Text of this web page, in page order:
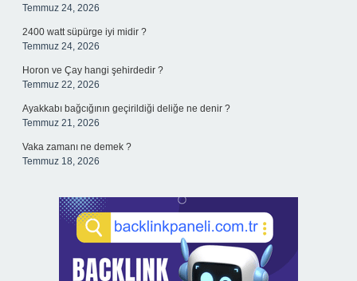
Temmuz 24, 2026
2400 watt süpürge iyi midir ?
Temmuz 24, 2026
Horon ve Çay hangi şehirdedir ?
Temmuz 22, 2026
Ayakkabı bağcığının geçirildiği deliğe ne denir ?
Temmuz 21, 2026
Vaka zamanı ne demek ?
Temmuz 18, 2026